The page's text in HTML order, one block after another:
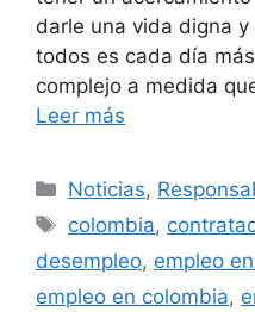
darle una vida digna
todos es cada día
complejo a medida
Leer más
Categorías
Noticias,
Etiquetas
colombia,
desempleo, empleo
empleo en colombia,